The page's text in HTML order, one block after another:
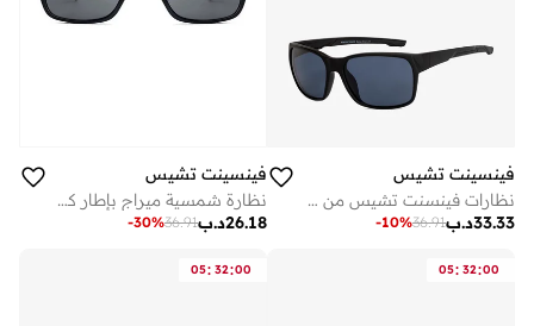
فينسينت تشيس
نظارات فينسنت تشيس من لينسكارت | إطار كامل مربع أنيق للحماية من الأشعة فوق البنفسجية والاستقطاب للرجال والنساء متوسط الحجم أسود عبوة
د.ب33.33
36.91
-10%
فينسينت تشيس
نظارة شمسية ميراج بإطار كامل وايفارير مستقطبة وحماية من الأشعة فوق البنفسجية - مم - أزرق
د.ب26.18
36.91
-30%
05: 32:00
05: 32:00